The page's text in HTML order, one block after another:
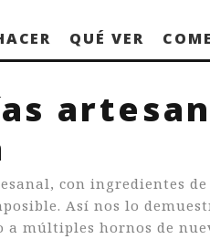
QUÉ VER
con ingredientes
Así nos lo
a múltiples hornos de